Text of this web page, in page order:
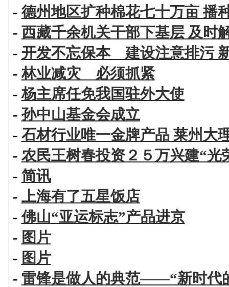
- 德州地区扩种棉花七十万亩
- 西藏千余机关干部下基层 及时
- 开发不忘保本 建设注意排污
-林业减灾 必须抓紧
-杨主席任免我国驻外大使
- 孙中山基金会成立
- 石材行业唯一金牌产品 莱州大
- 农民王树春投资２５万兴建“光
- 简讯
- 上海有了五星饭店
-佛山“亚运标志”产品进京
- 图片
- 图片
- 雷锋是做人的典范——“新时代